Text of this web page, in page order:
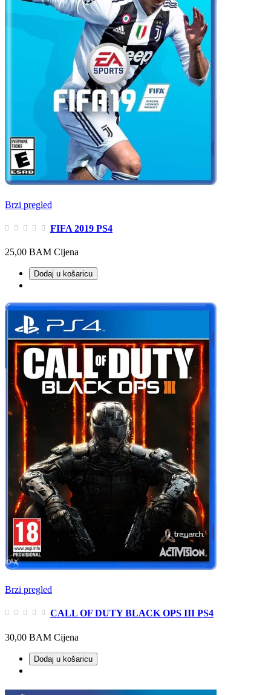
Brzi pregled
FIFA 2019 PS4
25,00 BAM Cijena
Dodaj u košaricu
Brzi pregled
CALL OF DUTY BLACK OPS III PS4
30,00 BAM Cijena
Dodaj u košaricu